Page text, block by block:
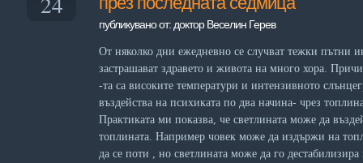
публикувано от: доктор Веселин Герев
От няколко дни ежедневно се случват тежки пътни
застрашават здравето и живота на много хора.
-та са високите температури и интензивното
въздейства на психиката по два начина- чрез
Практиката ми показва, че светлината може да
топлината. Например човек може да издържи на
да се поти , но светлината може да го